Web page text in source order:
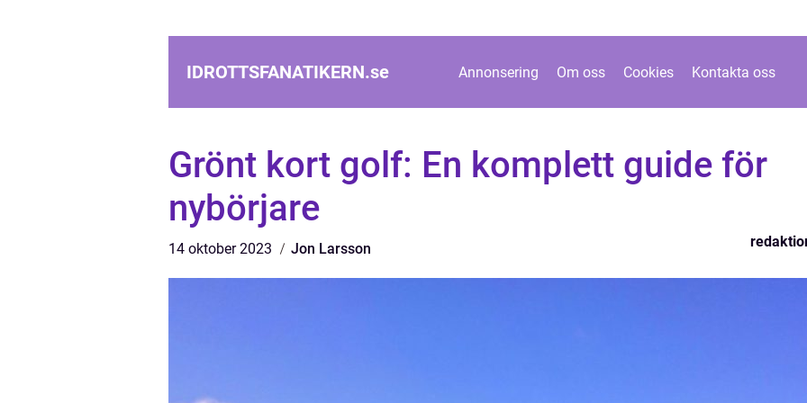
IDROTTSFANATIKERN.se Annonsering Om oss Cookies Kontakta oss
Grönt kort golf: En komplett guide för
nybörjare
14 oktober 2023 Jon Larsson